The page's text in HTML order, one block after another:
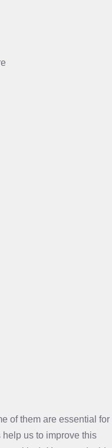
of them are essential for
us to improve this